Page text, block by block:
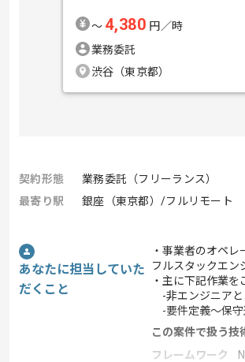
〜 4,380 円／時
業務委託
渋谷（東京都）
契約形態
業務委託（フリーランス）
最寄り駅
銀座（東京都）/フルリモート
あなたに担当していた
だくこと
・事業者のオペ
フルスタックエン
・主に下記作業を
-非エンジニアと
-要件定義～保守
この案件で扱う技
フレームワーク